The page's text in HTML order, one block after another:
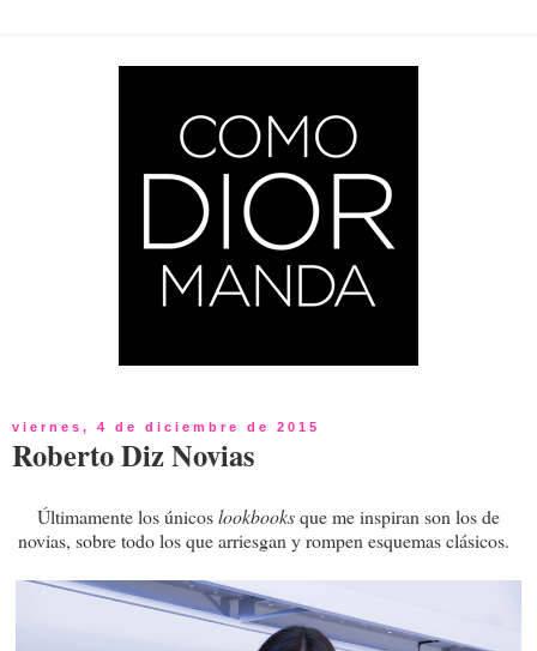
viernes, 4 de diciembre de 2015
Roberto Diz Novias
Últimamente los únicoslookbooksque me inspiran son los de
novias, sobre todo los que arriesgan y rompen esquemas clásicos.